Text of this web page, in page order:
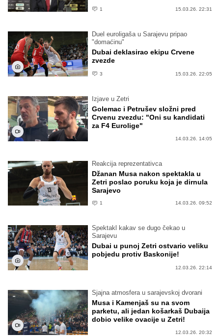
1 15.03.26. 22:31
Duel euroligaša u Sarajevu pripao
"domaćinu"
Dubai deklasirao ekipu Crvene
zvezde
3 15.03.26. 22:05
Izjave u Zetri
Golemac i Petrušev složni pred
Crvenu zvezdu: "Oni su kandidati
za F4 Eurolige"
14.03.26. 14:05
Reakcija reprezentativca
Džanan Musa nakon spektakla u
Zetri poslao poruku koja je dirnula
Sarajevo
1 14.03.26. 09:52
Spektakl kakav se dugo čekao u
Sarajevu
Dubai u punoj Zetri ostvario veliku
pobjedu protiv Baskonije!
12.03.26. 22:14
Sjajna atmosfera u sarajevskoj dvorani
Musa i Kamenjaš su na svom
parketu, ali jedan košarkaš Dubaija
dobio velike ovacije u Zetri!
12.03.26. 20:32